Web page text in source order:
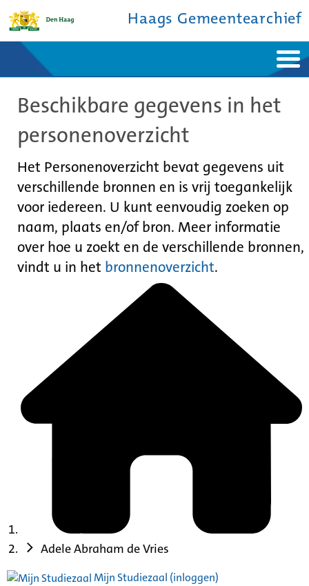
Haags Gemeentearchief
Ontdek de stad
De studiezaal
Bronnen en collecties
Contact
Beschikbare gegevens in het
personenoverzicht
Het Personenoverzicht bevat gegevens uit
verschillende bronnen en is vrij toegankelijk
voor iedereen. U kunt eenvoudig zoeken op
naam, plaats en/of bron. Meer informatie
over hoe u zoekt en de verschillende bronnen,
vindt u in het bronnenoverzicht.
Adele Abraham de Vries
Mijn Studiezaal (inloggen)